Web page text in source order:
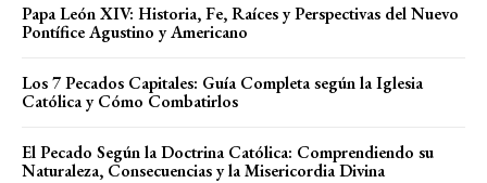
Papa León XIV: Historia, Fe, Raíces y Perspectivas del Nuevo
Pontífice Agustino y Americano
Los 7 Pecados Capitales: Guía Completa según la Iglesia
Católica y Cómo Combatirlos
El Pecado Según la Doctrina Católica: Comprendiendo su
Naturaleza, Consecuencias y la Misericordia Divina